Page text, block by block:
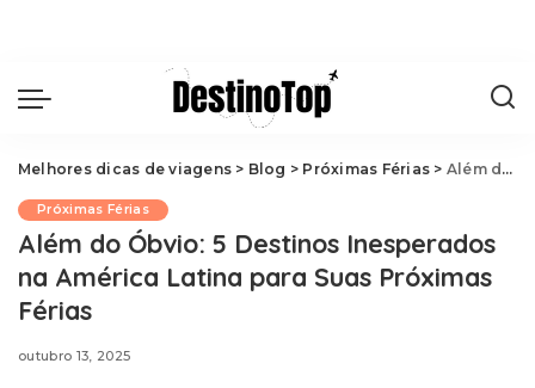
Melhores dicas de viagens > Blog > Próximas Férias > Além do Óbvio: 5 Destinos Inesperados na América Latina para Suas Próximas Férias
Próximas Férias
Além do Óbvio: 5 Destinos Inesperados
na América Latina para Suas Próximas
Férias
outubro 13, 2025